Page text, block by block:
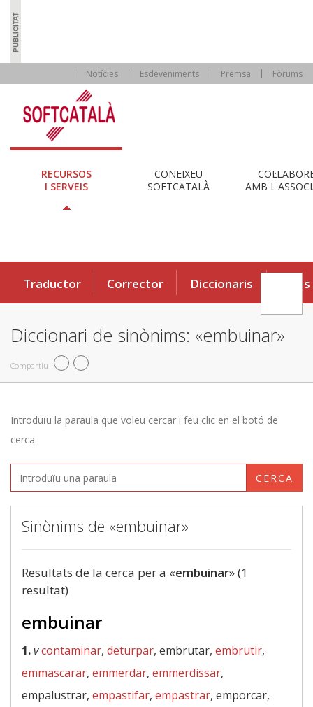
Notícies Esdeveniments Premsa Fòrums
RECURSOS
I SERVEIS
CONEIXEU
SOFTCATALÀ
AMB
Traductor Corrector Diccionaris Eines
Diccionari de sinònims: «embuinar»
Compartiu
Introduïu la paraula que voleu cercar i feu clic en el botó de
cerca.
CERCA
Sinònims de «embuinar»
Resultats de la cerca per a «embuinar» (1
resultat)
embuinar
1.vcontaminar, deturpar, embrutar, embrutir,
emmascarar, emmerdar, emmerdissar,
empalustrar, empastifar, empastrar, emporcar,